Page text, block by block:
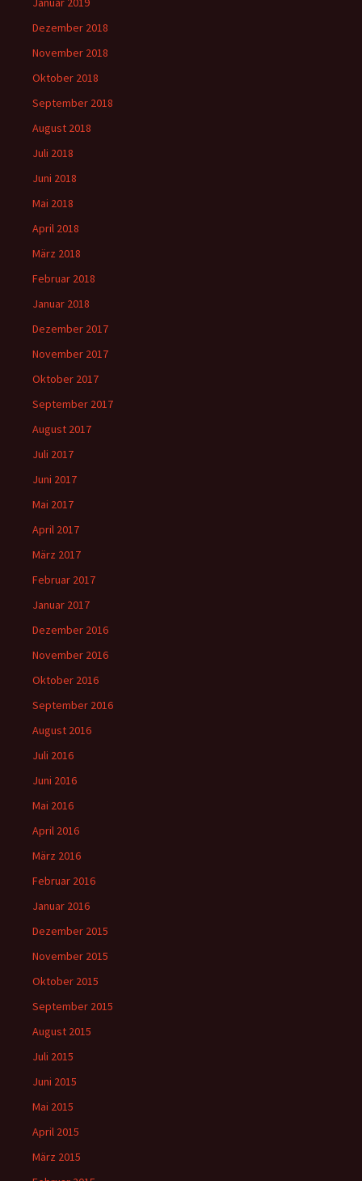
Dezember 2018
November 2018
Oktober 2018
September 2018
August 2018
Juli 2018
Juni 2018
Mai 2018
April 2018
März 2018
Februar 2018
Januar 2018
Dezember 2017
November 2017
Oktober 2017
September 2017
August 2017
Juli 2017
Juni 2017
Mai 2017
April 2017
März 2017
Februar 2017
Januar 2017
Dezember 2016
November 2016
Oktober 2016
September 2016
August 2016
Juli 2016
Juni 2016
Mai 2016
April 2016
März 2016
Februar 2016
Januar 2016
Dezember 2015
November 2015
Oktober 2015
September 2015
August 2015
Juli 2015
Juni 2015
Mai 2015
April 2015
März 2015